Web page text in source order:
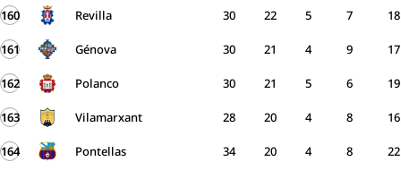
160 Revilla 30 5 7 18
22
161 Génova 30 4 9 17
21
162 Polanco 30 5 6 19
21
163 Vilamarxant 28 4 8 16
20
164 Pontellas 34 4 8 22
20